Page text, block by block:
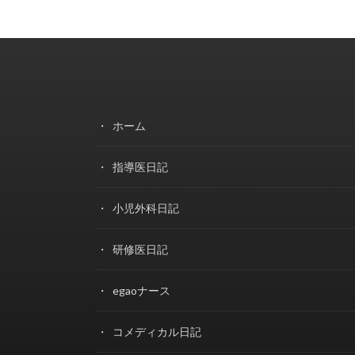
ホーム
指導医日記
小児外科日記
研修医日記
egaoナース
コメディカル日記